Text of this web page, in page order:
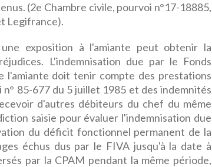
(2e Chambre civile, pourvoi n°17-18885,
Legifrance).
exposition à l'amiante peut obtenir la
L'indemnisation due par le Fonds
l'amiante doit tenir compte des prestations
85-677 du 5 juillet 1985 et des indemnités
d'autres débiteurs du chef du même
saisie pour évaluer l'indemnisation due
du déficit fonctionnel permanent de la
échus dus par le FIVA jusqu'à la date à
par la CPAM pendant la même période,